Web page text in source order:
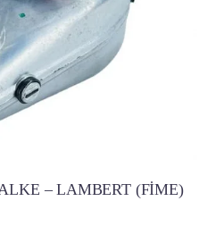
– LAMBERT (FİME)